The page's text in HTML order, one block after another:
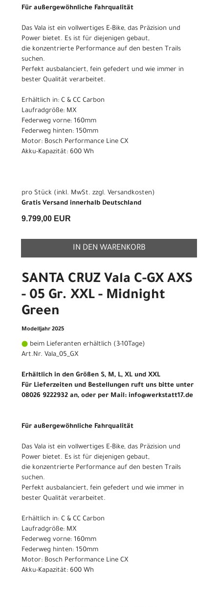
Für außergewöhnliche Fahrqualität
Das Vala ist ein vollwertiges E-Bike, das Präzision und
Power bietet. Es ist für diejenigen gebaut,
die konzentrierte Performance auf den besten Trails
suchen.
Perfekt ausbalanciert, fein gefedert und wie immer in
bester Qualität verarbeitet.
Erhältlich in: C & CC Carbon
Laufradgröße: MX
Federweg vorne: 160mm
Federweg hinten: 150mm
Motor: Bosch Performance Line CX
Akku-Kapazität: 600 Wh
pro Stück (inkl. MwSt. zzgl. Versandkosten)
Gratis Versand innerhalb Deutschland
9.799,00 EUR
IN DEN WARENKORB
SANTA CRUZ Vala C-GX AXS
- 05 Gr. XXL - Midnight
Green
Modelljahr 2025
beim Lieferanten erhältlich (3-10Tage)
Art.Nr. Vala_05_GX
Erhältlich in den Größen S, M, L, XL und XXL
Für Lieferzeiten und Bestellungen ruft uns bitte unter
08026 9222932 an, oder per Mail: info@werkstatt17.de
Für außergewöhnliche Fahrqualität
Das Vala ist ein vollwertiges E-Bike, das Präzision und
Power bietet. Es ist für diejenigen gebaut,
die konzentrierte Performance auf den besten Trails
suchen.
Perfekt ausbalanciert, fein gefedert und wie immer in
bester Qualität verarbeitet.
Erhältlich in: C & CC Carbon
Laufradgröße: MX
Federweg vorne: 160mm
Federweg hinten: 150mm
Motor: Bosch Performance Line CX
Akku-Kapazität: 600 Wh